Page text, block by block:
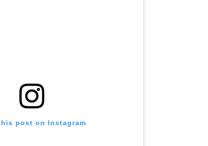
post on Instagram